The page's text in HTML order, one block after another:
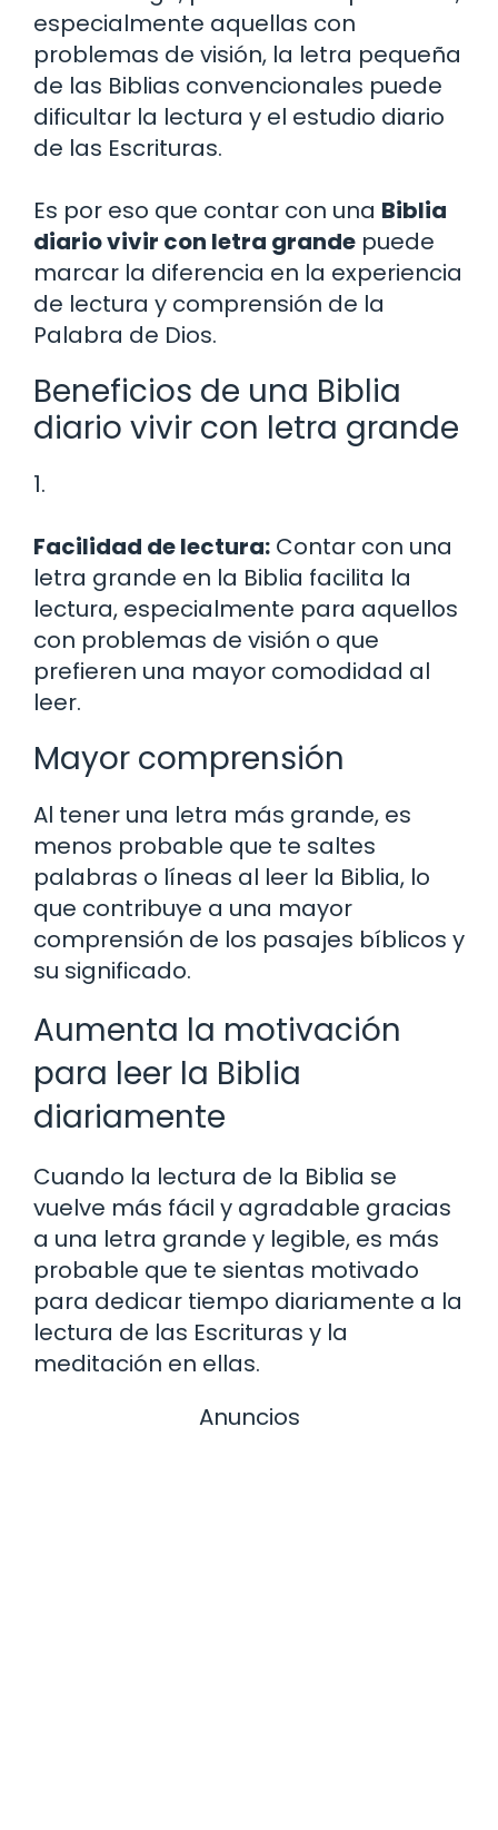
especialmente aquellas con
problemas de visión, la letra pequeña
de las Biblias convencionales puede
dificultar la lectura y el estudio diario
de las Escrituras.
Es por eso que contar con una Biblia
diario vivir con letra grande puede
marcar la diferencia en la experiencia
de lectura y comprensión de la
Palabra de Dios.
Beneficios de una Biblia
diario vivir con letra grande
1.
Facilidad de lectura: Contar con una
letra grande en la Biblia facilita la
lectura, especialmente para aquellos
con problemas de visión o que
prefieren una mayor comodidad al
leer.
Mayor comprensión
Al tener una letra más grande, es
menos probable que te saltes
palabras o líneas al leer la Biblia, lo
que contribuye a una mayor
comprensión de los pasajes bíblicos y
su significado.
Aumenta la motivación
para leer la Biblia
diariamente
Cuando la lectura de la Biblia se
vuelve más fácil y agradable gracias
a una letra grande y legible, es más
probable que te sientas motivado
para dedicar tiempo diariamente a la
lectura de las Escrituras y la
meditación en ellas.
Anuncios